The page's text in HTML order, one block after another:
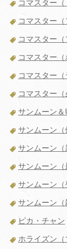
コマスター（
コマスター（
コマスター（
コマスター（
コマスター（
コマスター（
サンムーン＆
サンムーン（
サンムーン（
サンムーン（
サンムーン（
サンムーン（
ピカ・チャン
ホライズン（